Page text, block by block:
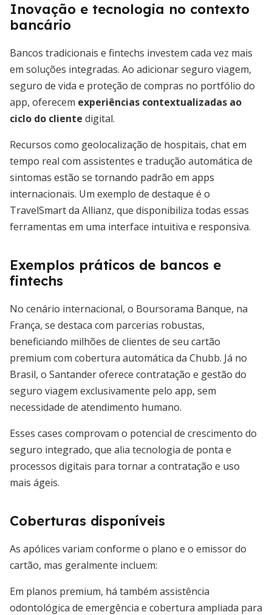
Inovação e tecnologia no contexto
bancário
Bancos tradicionais e fintechs investem cada vez mais
em soluções integradas. Ao adicionar seguro viagem,
seguro de vida e proteção de compras no portfólio do
app, oferecem experiências contextualizadas ao
ciclo do cliente digital.
Recursos como geolocalização de hospitais, chat em
tempo real com assistentes e tradução automática de
sintomas estão se tornando padrão em apps
internacionais. Um exemplo de destaque é o
TravelSmart da Allianz, que disponibiliza todas essas
ferramentas em uma interface intuitiva e responsiva.
Exemplos práticos de bancos e
fintechs
No cenário internacional, o Boursorama Banque, na
França, se destaca com parcerias robustas,
beneficiando milhões de clientes de seu cartão
premium com cobertura automática da Chubb. Já no
Brasil, o Santander oferece contratação e gestão do
seguro viagem exclusivamente pelo app, sem
necessidade de atendimento humano.
Esses cases comprovam o potencial de crescimento do
seguro integrado, que alia tecnologia de ponta e
processos digitais para tornar a contratação e uso
mais ágeis.
Coberturas disponíveis
As apólices variam conforme o plano e o emissor do
cartão, mas geralmente incluem:
Em planos premium, há também assistência
odontológica de emergência e cobertura ampliada para